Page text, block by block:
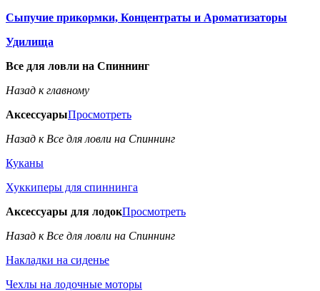
Сыпучие прикормки, Концентраты и Ароматизаторы
Удилища
Все для ловли на Спиннинг
Назад к главному
АксессуарыПросмотреть
Назад к Все для ловли на Спиннинг
Куканы
Хуккиперы для спиннинга
Аксессуары для лодокПросмотреть
Назад к Все для ловли на Спиннинг
Накладки на сиденье
Чехлы на лодочные моторы